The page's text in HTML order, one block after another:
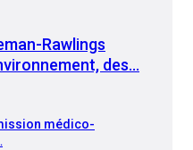
Rawlings
des…
médico-